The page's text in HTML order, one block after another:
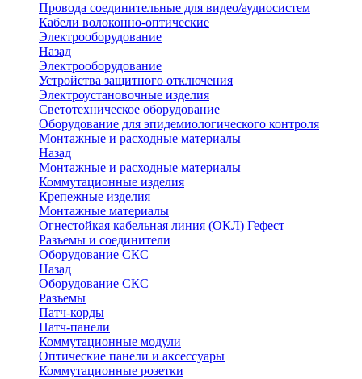
Провода соединительные для видео/аудиосистем
Кабели волоконно-оптические
Электрооборудование
Назад
Электрооборудование
Устройства защитного отключения
Электроустановочные изделия
Светотехническое оборудование
Оборудование для эпидемиологического контроля
Монтажные и расходные материалы
Назад
Монтажные и расходные материалы
Коммутационные изделия
Крепежные изделия
Монтажные материалы
Огнестойкая кабельная линия (ОКЛ) Гефест
Разъемы и соединители
Оборудование СКС
Назад
Оборудование СКС
Разъемы
Патч-корды
Патч-панели
Коммутационные модули
Оптические панели и аксессуары
Коммутационные розетки